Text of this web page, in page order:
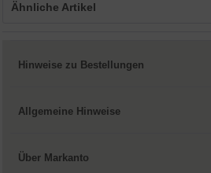
Ähnliche Artikel
Hinweise zu Bestellungen
Allgemeine Hinweise
Über Markanto